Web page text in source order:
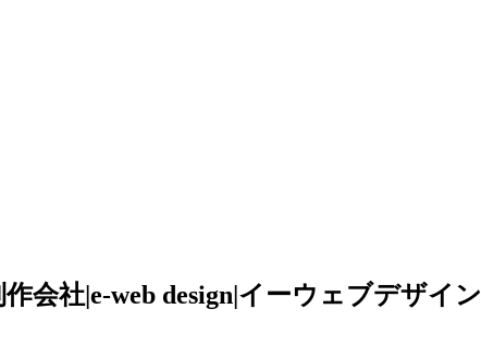
会社|e-web design|イーウェブデザイン